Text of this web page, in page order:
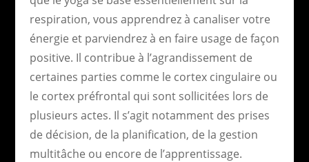
respiration, vous apprendrez à canaliser votre
énergie et parviendrez à en faire usage de façon
positive. Il contribue à l’agrandissement de
certaines parties comme le cortex cingulaire ou
le cortex préfrontal qui sont sollicitées lors de
plusieurs actes. Il s’agit notamment des prises
de décision, de la planification, de la gestion
multitâche ou encore de l’apprentissage.